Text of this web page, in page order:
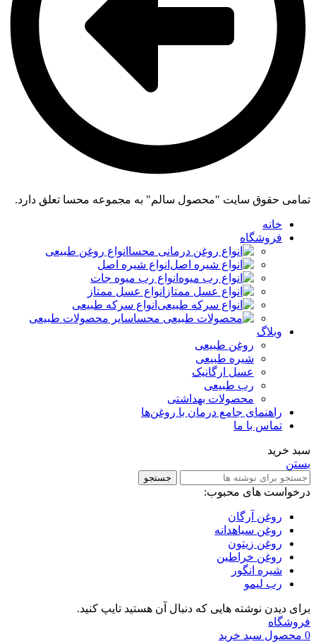
تمامی حقوق سایت "محصول سالم" به مجموعه محسا تعلق دارد.
خانه
فروشگاه
انواع روغن طبیعی
انواع شیره اصل
انواع رب میوه جات
انواع عسل ممتاز
انواع سرکه طبیعی
سایر محصولات طبیعی
وبلاگ
روغن طبیعی
شیره طبیعی
عسل ارگانیک
رب طبیعی
محصولات بهداشتی
راهنمای جامع درمان با روغن‌ها
تماس با ما
سبد خرید
بستن
جستجو
درخواست های محبوب:
روغن آرگان
روغن سیاهدانه
روغن زیتون
روغن خراطین
شیره انگور
رب لیمو
برای دیدن نوشته هایی که دنبال آن هستید تایپ کنید.
فروشگاه
0 محصول سبد خرید